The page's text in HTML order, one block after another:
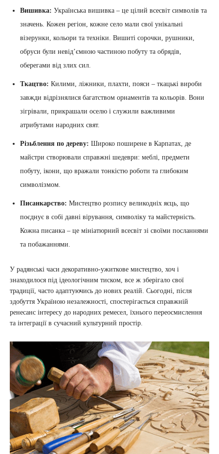
Вишивка: Українська вишивка – це цілий всесвіт символів та
значень. Кожен регіон, кожне село мали свої унікальні
візерунки, кольори та техніки. Вишиті сорочки, рушники,
обруси були невід’ємною частиною побуту та обрядів,
оберегами від злих сил.
Ткацтво: Килими, ліжники, плахти, пояси – ткацькі вироби
завжди відрізнялися багатством орнаментів та кольорів. Вони
зігрівали, прикрашали оселю і служили важливими
атрибутами народних свят.
Різьблення по дереву: Широко поширене в Карпатах, де
майстри створювали справжні шедеври: меблі, предмети
побуту, ікони, що вражали тонкістю роботи та глибоким
символізмом.
Писанкарство: Мистецтво розпису великодніх яєць, що
поєднує в собі давні вірування, символіку та майстерність.
Кожна писанка – це мініатюрний всесвіт зі своїми посланнями
та побажаннями.
У радянські часи декоративно-ужиткове мистецтво, хоч і
знаходилося під ідеологічним тиском, все ж зберігало свої
традиції, часто адаптуючись до нових реалій. Сьогодні, після
здобуття Україною незалежності, спостерігається справжній
ренесанс інтересу до народних ремесел, їхнього переосмислення
та інтеграції в сучасний культурний простір.